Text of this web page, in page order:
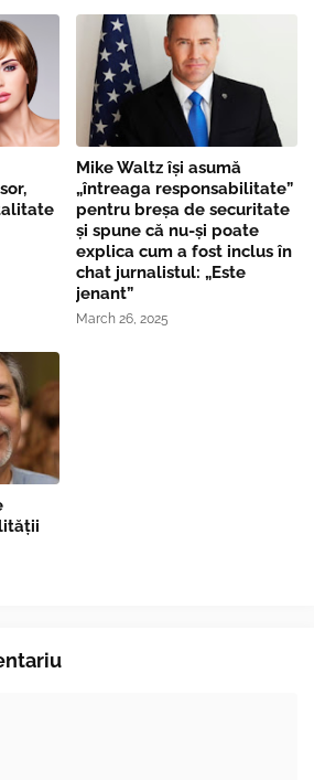
Mike Waltz îşi asumă
„întreaga responsabilitate”
pentru breşa de securitate
și spune că nu-și poate
explica cum a fost inclus în
chat jurnalistul: „Este
jenant”
March 26, 2025